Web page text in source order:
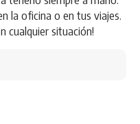
la oficina o en tus viajes.
cualquier situación!